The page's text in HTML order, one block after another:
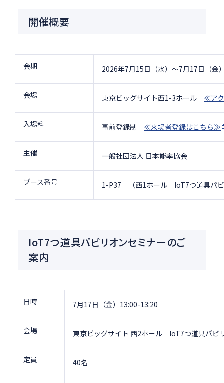
開催概要
会期 2026年7月15日（水）～7月17日（金
会場 東京ビッグサイト西1-3ホール ≪ア
入場料 事前登録制 ≪来場者登録はこちら≫
主催 一般社団法人 日本能率協会
ブース番号 1-P37 （西1ホール IoT7つ道具パ
IoT7つ道具パビリオンセミナーのご
案内
日時 7月17日（金）13:00-13:20
会場 東京ビッグサイト 西2ホール IoT7つ道具パビ
定員 40名